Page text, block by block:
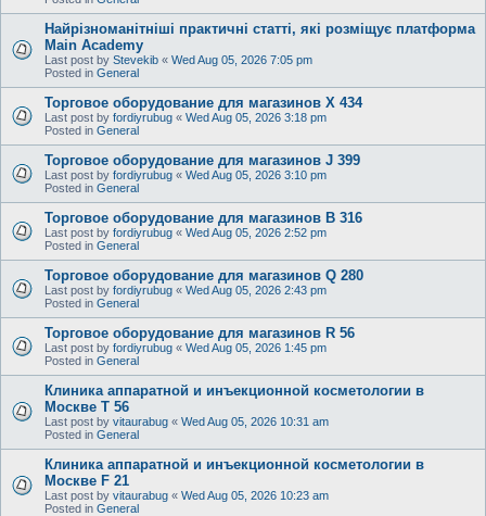
Найрізноманітніші практичні статті, які розміщує платформа
Main Academy
Last post by Stevekib « Wed Aug 05, 2026 7:05 pm
Posted in General
Торговое оборудование для магазинов X 434
Last post by fordiyrubug « Wed Aug 05, 2026 3:18 pm
Posted in General
Торговое оборудование для магазинов J 399
Last post by fordiyrubug « Wed Aug 05, 2026 3:10 pm
Posted in General
Торговое оборудование для магазинов B 316
Last post by fordiyrubug « Wed Aug 05, 2026 2:52 pm
Posted in General
Торговое оборудование для магазинов Q 280
Last post by fordiyrubug « Wed Aug 05, 2026 2:43 pm
Posted in General
Торговое оборудование для магазинов R 56
Last post by fordiyrubug « Wed Aug 05, 2026 1:45 pm
Posted in General
Клиника аппаратной и инъекционной косметологии в
Москве T 56
Last post by vitaurabug « Wed Aug 05, 2026 10:31 am
Posted in General
Клиника аппаратной и инъекционной косметологии в
Москве F 21
Last post by vitaurabug « Wed Aug 05, 2026 10:23 am
Posted in General